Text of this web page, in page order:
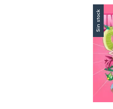
Sin stock